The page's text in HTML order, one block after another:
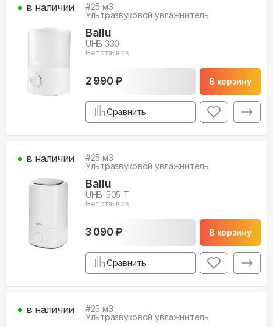
#25 м3
Ультразвуковой увлажнитель
Ballu
UHB 330
Нет отзывов
2 990 ₽ В корзину
в наличии
Сравнить
#25 м3
Ультразвуковой увлажнитель
Ballu
UHB-505 T
Нет отзывов
3 090 ₽ В корзину
в наличии
Сравнить
#25 м3
Ультразвуковой увлажнитель
в наличии